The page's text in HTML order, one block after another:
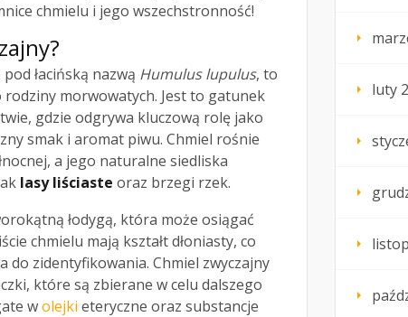
chmielu i jego wszechstronność!
łacińską nazwą Humulus lupulus, to
morwowatych. Jest to gatunek
gdzie odgrywa kluczową rolę jako
smak i aromat piwu. Chmiel rośnie
a jego naturalne siedliska
lasy liściaste oraz brzegi rzek.
łodygą, która może osiągać
chmielu mają kształt dłoniasty, co
do zidentyfikowania. Chmiel zwyczajny
które są zbierane w celu dalszego
wolejki eteryczne oraz substancje
luty